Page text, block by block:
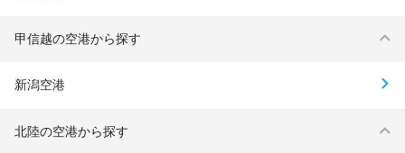
甲信越の空港から探す
新潟空港
北陸の空港から探す